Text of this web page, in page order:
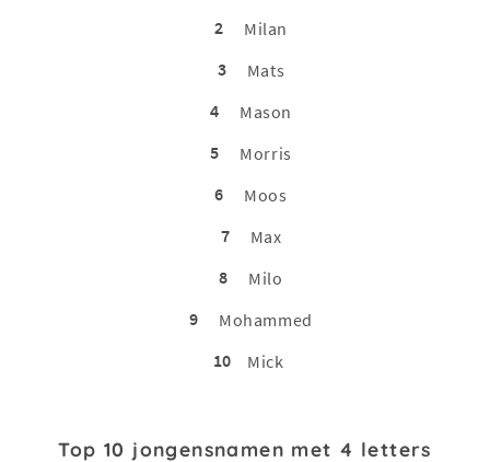
2
Milan
3
Mats
4
Mason
5
Morris
6
Moos
7
Max
8
Milo
9
Mohammed
10
Mick
Top 10 jongensnamen met 4 letters